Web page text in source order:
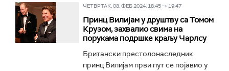
ЧЕТВРТАК, 08. ФЕБ 2024, 18:45 -> 19:47
Принц Вилијам у друштву са Томом
Крузом, захвалио свима на
порукама подршке краљу Чарлсу
Британски престолонаследник
принц Вилијам први пут се појавио у